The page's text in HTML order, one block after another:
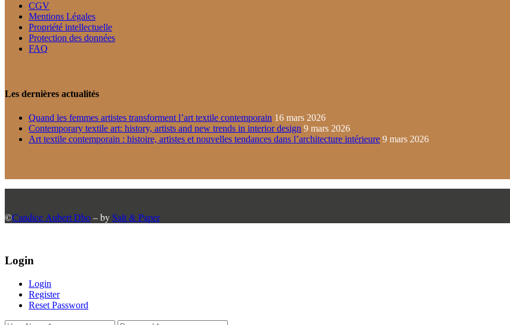
CGV
Mentions Légales
Propriété intellectuelle
Protection des données
FAQ
Les dernières actualités
Quand les femmes artistes transforment l’art textile contemporain 16 mars 2026
Contemporary textile art: history, artists and new trends in interior design 9 mars 2026
Art textile contemporain : histoire, artistes et nouvelles tendances dans l’architecture intérieure 9 mars 2026
©Candice Aubert Dho– bySalt & Paper
Login
Login
Register
Reset Password